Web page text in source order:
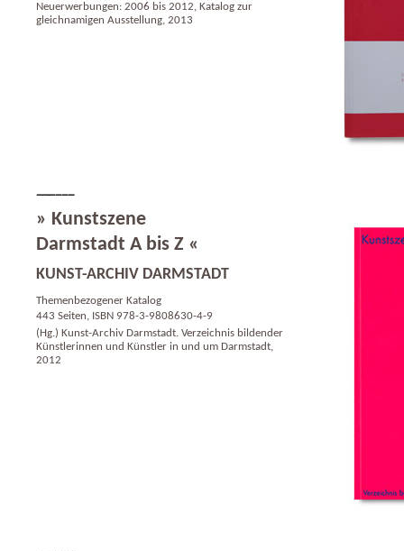
Neuerwerbungen: 2006 bis 2012, Katalog zur
gleichnamigen Ausstellung, 2013
» Kunstszene
Darmstadt A bis Z «
KUNST-ARCHIV DARMSTADT
Themenbezogener Katalog
443 Seiten, ISBN 978-3-9808630-4-9
(Hg.) Kunst-Archiv Darmstadt. Verzeichnis bildender
Künstlerinnen und Künstler in und um Darmstadt,
2012